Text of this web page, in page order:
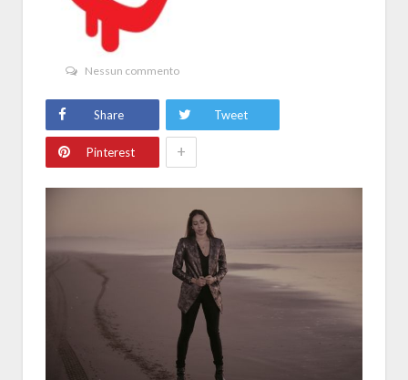
Nessun commento
Share Tweet
Pinterest +